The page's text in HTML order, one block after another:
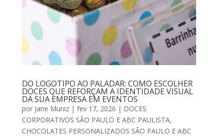
DO LOGOTIPO AO PALADAR: COMO ESCOLHER
DOCES QUE REFORÇAM A IDENTIDADE VISUAL
DA SUA EMPRESA EM EVENTOS
por Jane Muniz| fev 17, 2026 | DOCES
CORPORATIVOS SÃO PAULO E ABC PAULISTA,
CHOCOLATES PERSONALIZADOS SÃO PAULO E ABC